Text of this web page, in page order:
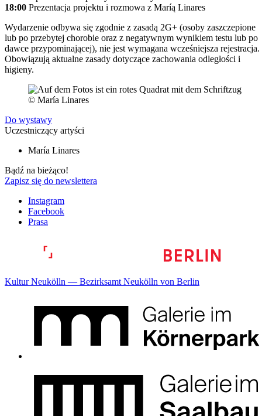
18:00 Prezentacja projektu i rozmowa z Maríą Linares
Wydarzenie odbywa się zgodnie z zasadą 2G+ (osoby zaszczepione
lub po przebytej chorobie oraz z negatywnym wynikiem testu lub po
dawce przypominającej), nie jest wymagana wcześniejsza rejestracja.
Obowiązują aktualne zasady dotyczące zachowania odległości i
higieny.
© María Linares
Do wystawy
Uczestniczący artyści
María Linares
Bądź na bieżąco!
Zapisz się do newslettera
Instagram
Facebook
Prasa
Kultur Neukölln — Bezirksamt Neukölln von Berlin